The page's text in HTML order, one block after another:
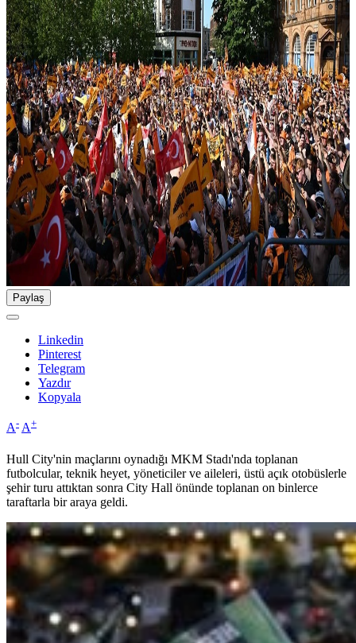
Paylaş
Linkedin
Pinterest
Telegram
Yazdır
Kopyala
A- A+
Hull City'nin maçlarını oynadığı MKM Stadı'nda toplanan
futbolcular, teknik heyet, yöneticiler ve aileleri, üstü açık otobüslerle
şehir turu attıktan sonra City Hall önünde toplanan on binlerce
taraftarla bir araya geldi.